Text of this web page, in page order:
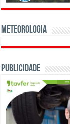
Meteorologia
Publicidade